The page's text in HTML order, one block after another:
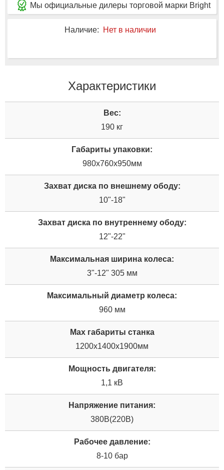
Мы официальные дилеры торговой марки Bright
Наличие: Нет в наличии
Характеристики
Вес:
190 кг
Габариты упаковки:
980х760х950мм
Захват диска по внешнему ободу:
10"-18"
Захват диска по внутреннему ободу:
12"-22"
Максимальная ширина колеса:
3"-12" 305 мм
Максимальный диаметр колеса:
960 мм
Мах габариты станка
1200х1400х1900мм
Мощность двигателя:
1,1 кВ
Напряжение питания:
380В(220В)
Рабочее давление:
8-10 бар